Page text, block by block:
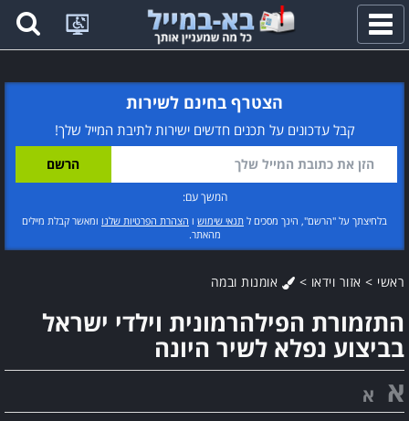
פתח
תפריט
הצטרף בחינם לשירות
קבל עדכונים על תכנים חדשים ישירות לתיבת המייל שלך!
המשך עם:
בלחיצתך על "הרשם", הינך מסכים ל תנאי שימוש ו הצהרת הפרטיות שלנו ומאשר קבלת מיילים
מהאתר.
ראשי > אזור וידאו > אומנות ובמה
התזמורת הפילהרמונית וילדי ישראל
בביצוע נפלא לשיר היונה
א א